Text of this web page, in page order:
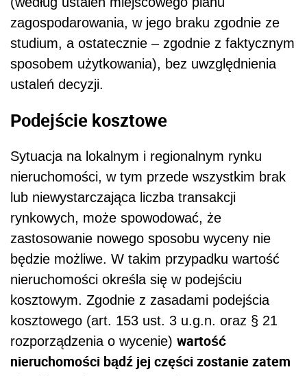
zagospodarowania, w jego braku zgodnie ze
studium, a ostatecznie – zgodnie z faktycznym
sposobem użytkowania), bez uwzględnienia
ustaleń decyzji.
Podejście kosztowe
Sytuacja na lokalnym i regionalnym rynku
nieruchomości, w tym przede wszystkim brak
lub niewystarczająca liczba transakcji
rynkowych, może spowodować, że
zastosowanie nowego sposobu wyceny nie
będzie możliwe. W takim przypadku wartość
nieruchomości określa się w podejściu
kosztowym. Zgodnie z zasadami podejścia
kosztowego (art. 153 ust. 3 u.g.n. oraz § 21
rozporządzenia o wycenie) wartość
nieruchomości bądź jej części zostanie zatem